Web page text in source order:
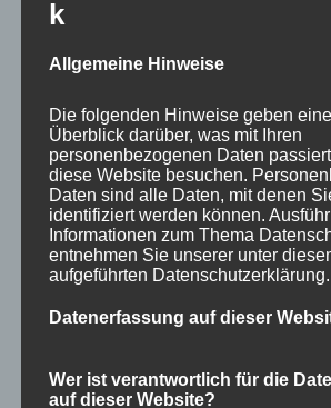
Rettet den Wald in
Parkstrasse.
Parkstrasse?
k
Allgemeine Hinweise
Die folgenden Hinweise geben
Überblick darüber, was mit Ihren
personenbezogenen Daten
diese Website besuchen.
Daten sind alle Daten, mit denen
identifiziert werden können.
Informationen zum Thema
entnehmen Sie unserer unter
aufgeführten Datenschutzerklärung.
Datenerfassung auf dieser
Wer ist verantwortlich für die
auf dieser Website?